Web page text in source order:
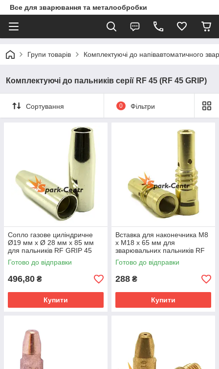
Все для зварювання та металообробки
Групи товарів Комплектуючі до напівавтоматичного
Комплектуючі до пальників серії RF 45 (RF 45 GRIP)
Сортування 0 Фільтри
Сопло газове циліндричне
Ø19 мм х Ø 28 мм х 85 мм
для пальників RF GRIP 45
нарізне (MIG/MAG)
Готово до відправки
496,80 ₴
Купити
Вставка для наконечника М8
х М18 х 65 мм для
зварювальних пальників RF
GRIP 45 (MIG/MAG)
Готово до відправки
288 ₴
Купити